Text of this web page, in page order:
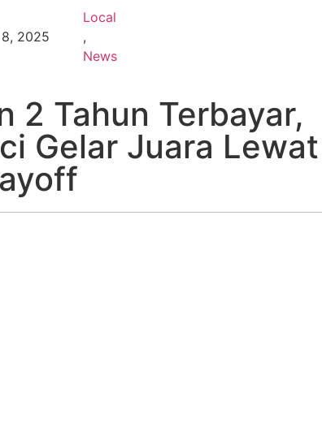
2025
Local
,
News
2 Tahun Terbayar,
Gelar Juara Lewat